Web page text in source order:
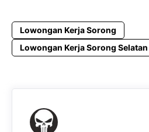
Lowongan Kerja Sorong
Lowongan Kerja Sorong Selatan